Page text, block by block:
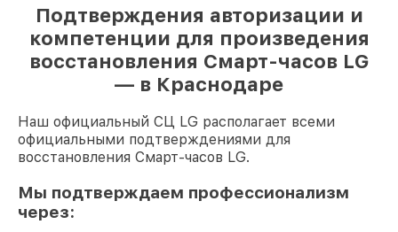
Подтверждения авторизации и
компетенции для произведения
восстановления Смарт-часов LG
— в Краснодаре
Наш официальный СЦ LG располагает всеми
официальными подтверждениями для
восстановления Смарт-часов LG.
Мы подтверждаем профессионализм
через: